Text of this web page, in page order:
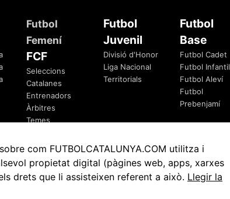
Futbol
Femení
FCF
Seleccions
Catalanes
Entrenadors
Àrbitres
Temes
Futbol
Juvenil
Divisió d'Honor
Liga Nacional
Territorials
Futbol
Base
Futbol Cadet
Futbol Infantil
Futbol Aleví
Futbol
Prebenjamí
Avis Legal Política de Privacitat Política de Cookies
com FUTBOLCATALUNYA.COM utilitza i
propietat digital (pàgines web, apps, xarxes
drets que li assisteixen referent a això. Llegir la